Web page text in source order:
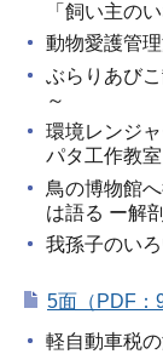
「飼い主の
動物愛護管
ぶらりあび
～
環境レンジ
パタ工作教室
鳥の博物館
は語る ー解
我孫子のい
5面（PDF：
軽自動車税